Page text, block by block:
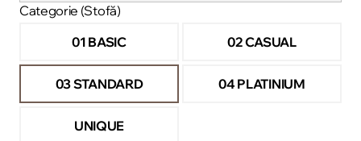
Categorie (Stofă)
01 BASIC
02 CASUAL
03 STANDARD 04 PLATINIUM
UNIQUE